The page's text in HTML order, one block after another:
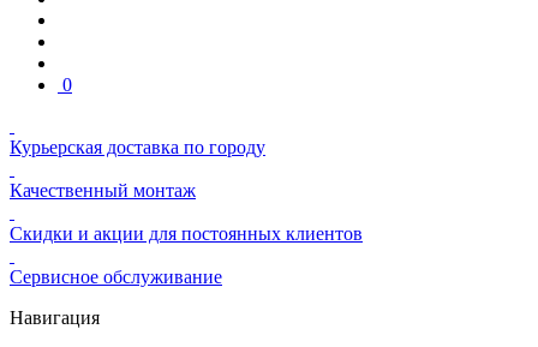
0
Курьерская доставка по городу
Качественный монтаж
Скидки и акции для постоянных клиентов
Сервисное обслуживание
Навигация